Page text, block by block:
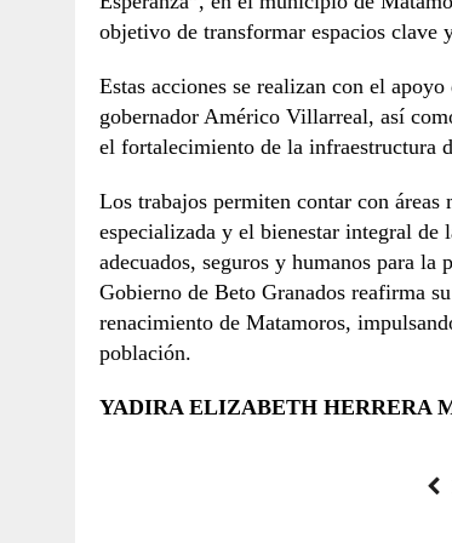
objetivo de transformar espacios clave
Estas acciones se realizan con el
gobernador Américo Villarreal, así
el fortalecimiento de la infraestructura
Los trabajos permiten contar con
especializada y el bienestar integral de
adecuados, seguros y humanos para
Gobierno de Beto Granados reafirma
renacimiento de Matamoros,
población.
YADIRA ELIZABETH HERRERA